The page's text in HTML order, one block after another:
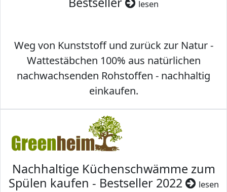
lesen
Weg von Kunststoff und zurück zur Natur -
Wattestäbchen 100% aus natürlichen
nachwachsenden Rohstoffen - nachhaltig
einkaufen.
Nachhaltige Küchenschwämme zum
Spülen kaufen - Bestseller 2022
lesen